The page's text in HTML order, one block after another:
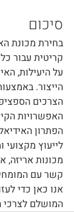
סיכום
בחירת מכונת
קריטית עבור
על היעילות,
הייצור.
הצרכים
האפשרויות
הפתרון
לייעוץ
מכונות אריזה,
קשר עם
אנו כאן כדי
המושלם